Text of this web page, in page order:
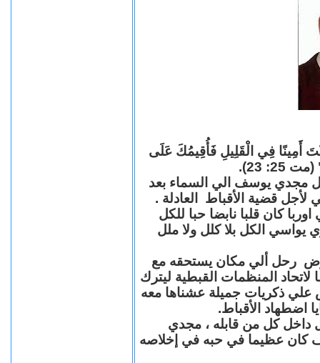
أَمِينًا فِي الْقَلِيلِ فَأُقِيمُكَ عَلَى
23).
مجدي يوسف الي السماء بعد
قضية الأقباط العادلة .
كان قلبا نابضا حبا للكل
يواسي الكل بلا كلل ولا ملل
رحل ألي مكان يستحقه مع
المنظمات القبطية ليترك
علي ذكريات جميلة عشناها معه
اضطهاد الأقباط.
داخل كل من قابله ، مجدي
عظيما في حبه في إخلاصه